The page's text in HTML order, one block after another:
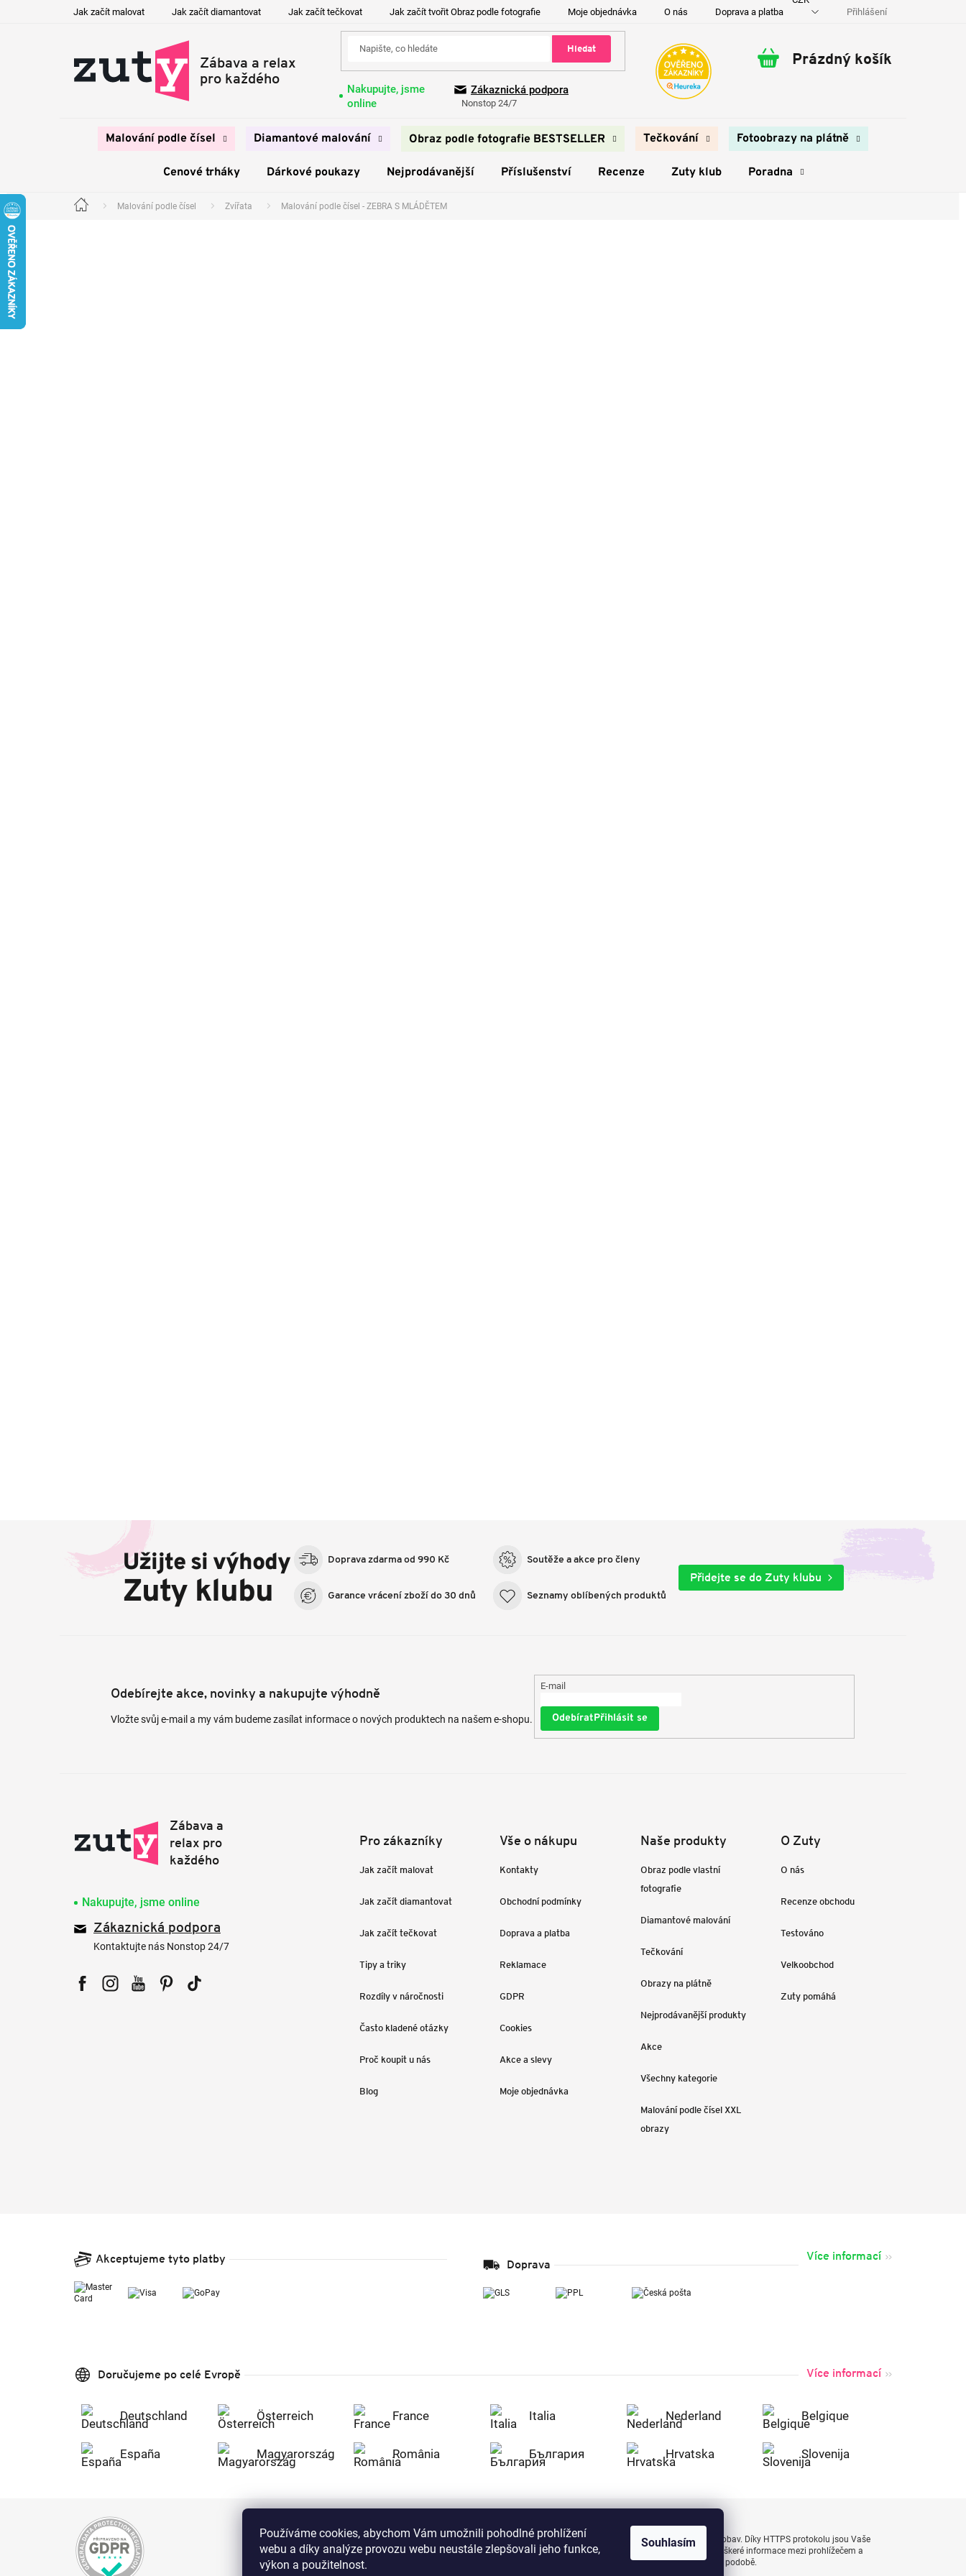
Používáme cookies, abychom Vám umožnili pohodlné prohlížení
webu a díky analýze provozu webu neustále zlepšovali jeho funkce,
výkon a použitelnost.
Souhlasím
Jak začít malovat Jak začít diamantovat Jak začít tečkovat Jak začít tvořit Obraz podle fotografie Moje objednávka O nás Doprava a platba Kontakty Přihlášení
Hledat
Nakupujte, jsme
online
Zákaznická podpora
Nonstop 24/7
Nákupní
Prázdný košík
Malování podle čísel Diamantové malování Obraz podle fotografie BESTSELLER Tečkování Fotoobrazy na plátně
Cenové trháky Dárkové poukazy Nejprodávanější Příslušenství Recenze Zuty klub Poradna
Domů Malování podle čísel Zvířata Malování podle čísel - ZEBRA S MLÁDĚTEM
Užijte si výhody
Zuty klubu
Doprava zdarma od 990 Kč
Garance vrácení zboží do 30 dnů
Soutěže a akce pro členy
Seznamy oblíbených produktů
Přidejte se do Zuty klubu
Odebírejte akce, novinky a nakupujte výhodně
Vložte svůj e-mail a my vám budeme zasílat informace o nových produktech na našem e-shopu.
E-mail
Přihlásit se
Nakupujte, jsme online
Zákaznická podpora
Kontaktujte nás Nonstop 24/7
Pro zákazníky
Jak začít malovat
Jak začít diamantovat
Jak začít tečkovat
Tipy a triky
Rozdíly v náročnosti
Často kladené otázky
Proč koupit u nás
Blog
Vše o nákupu
Kontakty
Obchodní podmínky
Doprava a platba
Reklamace
GDPR
Cookies
Akce a slevy
Moje objednávka
Naše produkty
Obraz podle vlastní
fotografie
Diamantové malování
Tečkování
Obrazy na plátně
Nejprodávanější produkty
Akce
Všechny kategorie
Malování podle čísel XXL
obrazy
O Zuty
O nás
Recenze obchodu
Testováno
Velkoobchod
Zuty pomáhá
Akceptujeme tyto platby Doprava
Více informací
Doručujeme po celé Evropě Více informací
Deutschland Österreich France Italia Nederland Belgique
España Magyarország România България Hrvatska Slovenija
Nakupujte na Zuty bezpečně a bez obav. Díky HTTPS protokolu jsou Vaše
citlivá data v naprostém bezpečí, veškeré informace mezi prohlížečem a
serverem se přenášejí v zašifrované podobě.